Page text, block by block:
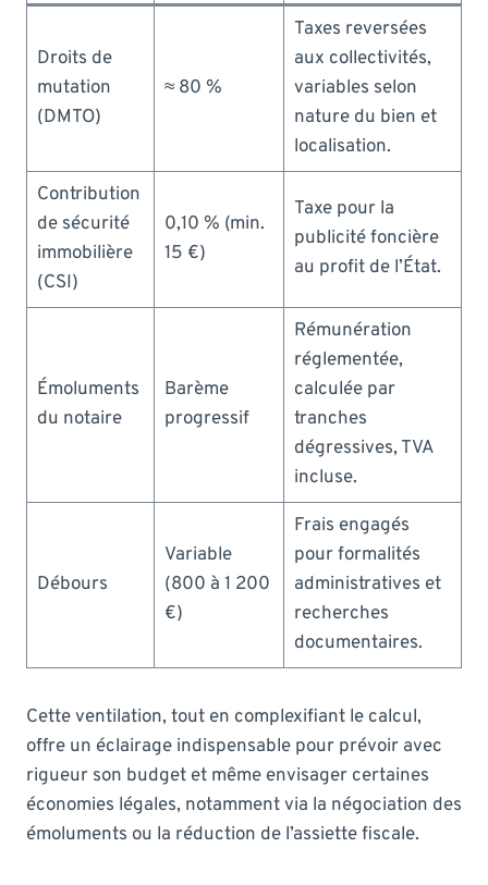
Droits de
mutation
(DMTO)
≈ 80 %
Taxes reversées
aux collectivités,
variables selon
nature du bien et
localisation.
Contribution
de sécurité
immobilière
(CSI)
0,10 % (min.
15 €)
Taxe pour la
publicité foncière
au profit de l’État.
Émoluments
du notaire
Barème
progressif
Rémunération
réglementée,
calculée par
tranches
dégressives, TVA
incluse.
Débours
Variable
(800 à 1 200
€)
Frais engagés
pour formalités
administratives et
recherches
documentaires.
Cette ventilation, tout en complexifiant le calcul,
offre un éclairage indispensable pour prévoir avec
rigueur son budget et même envisager certaines
économies légales, notamment via la négociation des
émoluments ou la réduction de l’assiette fiscale.